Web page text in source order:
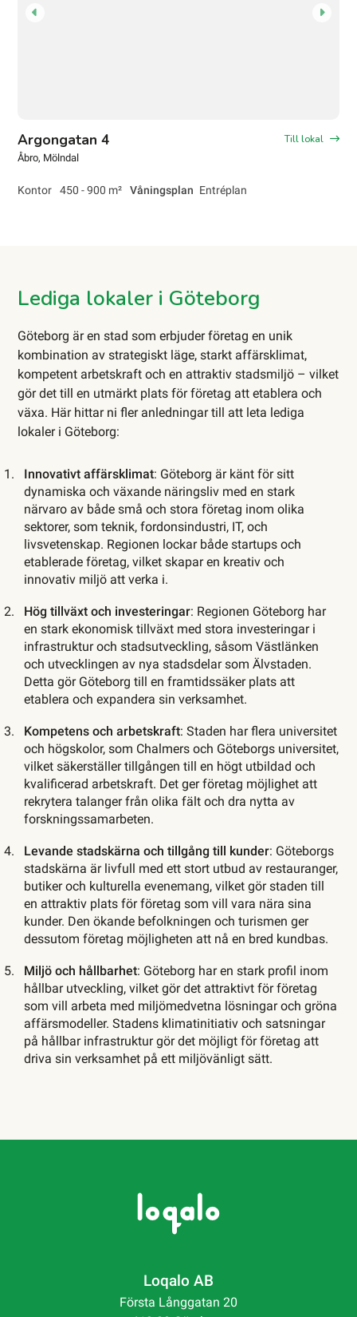
Argongatan 4 Till lokal
Åbro, Mölndal
Kontor 450 - 900 m² Våningsplan Entréplan
Lediga lokaler i Göteborg
Göteborg är en stad som erbjuder företag en unik
kombination av strategiskt läge, starkt affärsklimat,
kompetent arbetskraft och en attraktiv stadsmiljö – vilket
gör det till en utmärkt plats för företag att etablera och
växa. Här hittar ni fler anledningar till att leta lediga
lokaler i Göteborg:
Innovativt affärsklimat: Göteborg är känt för sitt
dynamiska och växande näringsliv med en stark
närvaro av både små och stora företag inom olika
sektorer, som teknik, fordonsindustri, IT, och
livsvetenskap. Regionen lockar både startups och
etablerade företag, vilket skapar en kreativ och
innovativ miljö att verka i.
Hög tillväxt och investeringar: Regionen Göteborg har
en stark ekonomisk tillväxt med stora investeringar i
infrastruktur och stadsutveckling, såsom Västlänken
och utvecklingen av nya stadsdelar som Älvstaden.
Detta gör Göteborg till en framtidssäker plats att
etablera och expandera sin verksamhet.
Kompetens och arbetskraft: Staden har flera universitet
och högskolor, som Chalmers och Göteborgs universitet,
vilket säkerställer tillgången till en högt utbildad och
kvalificerad arbetskraft. Det ger företag möjlighet att
rekrytera talanger från olika fält och dra nytta av
forskningssamarbeten.
Levande stadskärna och tillgång till kunder: Göteborgs
stadskärna är livfull med ett stort utbud av restauranger,
butiker och kulturella evenemang, vilket gör staden till
en attraktiv plats för företag som vill vara nära sina
kunder. Den ökande befolkningen och turismen ger
dessutom företag möjligheten att nå en bred kundbas.
Miljö och hållbarhet: Göteborg har en stark profil inom
hållbar utveckling, vilket gör det attraktivt för företag
som vill arbeta med miljömedvetna lösningar och gröna
affärsmodeller. Stadens klimatinitiativ och satsningar
på hållbar infrastruktur gör det möjligt för företag att
driva sin verksamhet på ett miljövänligt sätt.
Loqalo AB
Första Långgatan 20